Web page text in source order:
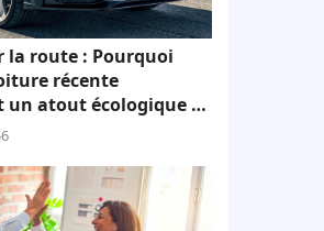
la route : Pourquoi
récente
un atout écologique et